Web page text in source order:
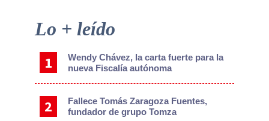
Primary
Lo + leído
Wendy Chávez, la carta fuerte para la
nueva Fiscalía autónoma
Fallece Tomás Zaragoza Fuentes,
fundador de grupo Tomza